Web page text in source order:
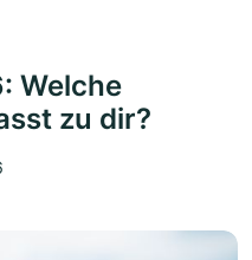
Welche
zu dir?